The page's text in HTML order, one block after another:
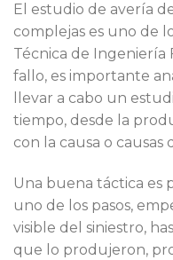
El estudio de avería
complejas es uno de
Técnica de Ingeniería
fallo, es importante
llevar a cabo un
tiempo, desde la
con la causa o
Una buena táctica es
uno de los pasos,
visible del siniestro,
que lo produjeron,